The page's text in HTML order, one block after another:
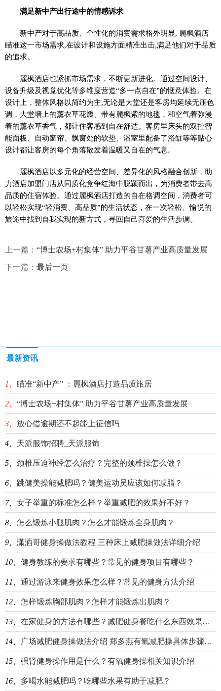
满足新中产出行途中的情感诉求
新中产对于高品质、个性化的消费需求格外明显, 麗枫酒店
瞄准这一市场需求,在设计和设施方面精准出击,满足他们对于品质
的追求。
麗枫酒店也紧抓市场需求，不断更新进化。通过空间设计、
设备升级及视觉优化等多维度营造“多一点自在”的惬意体验。在
设计上，整体风格以简约为主,无论是大堂还是客房均延续无压色
调，大堂墙上的薰衣草花瓣、带有麗枫紫的地毯，和空气着弥漫
着的薰衣草香气，都让住客感到自在舒适。客房里床头的双控智
能面板、自动窗帘、飘窗处的软垫、浴室里配备了浴缸等等贴心
设计都让客房的每个角落散发着温暖又自在的气息。
麗枫酒店以多元化的经营空间、差异化的风格融合创新，助
力酒店加盟门店从同质化竞争红海中脱颖而出，为消费者带去高
品质的住宿体验。通过麗枫酒店打造的自在格调空间，消费者可
以轻松实现“轻消费、高品质”的生活状态，在一次轻松、愉悦的
旅途中找到自我实现的新方式，寻回自己喜爱的生活步调。
上一篇： ​“博士农场+村集体” 助力平谷甘薯产业高质量发展
下一篇： 最后一页
最新资讯
1、 瞄准“新中产” ：麗枫酒店打造品质旅居
2、 ​“博士农场+村集体” 助力平谷甘薯产业高质量发展
3、 放心借逾期还不起能上征信吗
4、 天派服饰招聘_天派服饰
5、 颈椎压迫神经怎么治疗？完整的颈椎操怎么做？
6、 跳健美操能减肥吗？健美运动员应该如何减脂？
7、 女子举重的标准怎么样？举重减肥的效果好不好？
8、 怎么锻炼小腿肌肉？怎么才能锻炼全身肌肉？
9、 潇洒哥健身操做法教程 三种床上减肥操做法详细介绍
10、 健身教练的要求有哪些？常见的健身项目有哪些？
11、 通过游泳来健身效果怎么样？常见的健身方法介绍
12、 怎样锻炼胸部肌肉？怎样才能锻炼出肌肉？
13、 在家健身的方法有哪些？减肥健身餐吃什么东西效果最好？
14、 广场减肥健身操做法介绍 郑多燕有氧减肥操具体步骤有哪些？
15、 强肾健身操作用是什么？有氧健身操相关知识介绍
16、 多喝水能减肥吗？吃哪些水果有助于减肥？